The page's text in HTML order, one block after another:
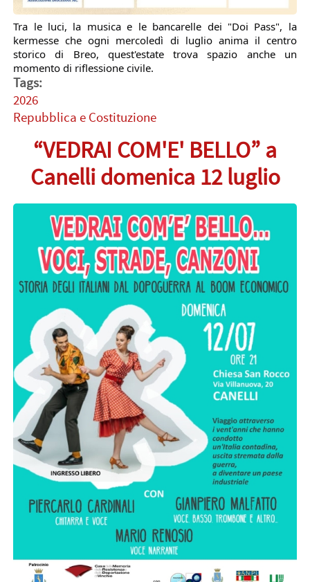
Tra le luci, la musica e le bancarelle dei "Doi Pass", la
kermesse che ogni mercoledì di luglio anima il centro
storico di Breo, quest'estate trova spazio anche un
momento di riflessione civile.
Tags:
2026
Repubblica e Costituzione
“VEDRAI COM'E' BELLO” a
Canelli domenica 12 luglio